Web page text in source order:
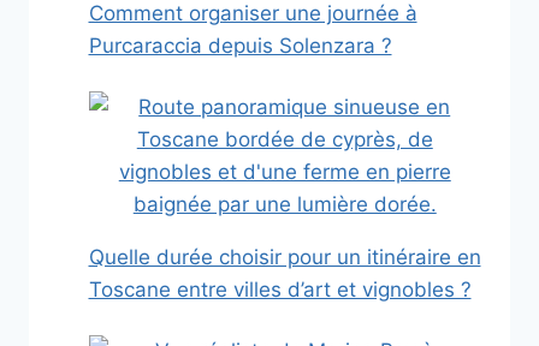
Comment organiser une journée à
Purcaraccia depuis Solenzara ?
Quelle durée choisir pour un itinéraire en
Toscane entre villes d’art et vignobles ?